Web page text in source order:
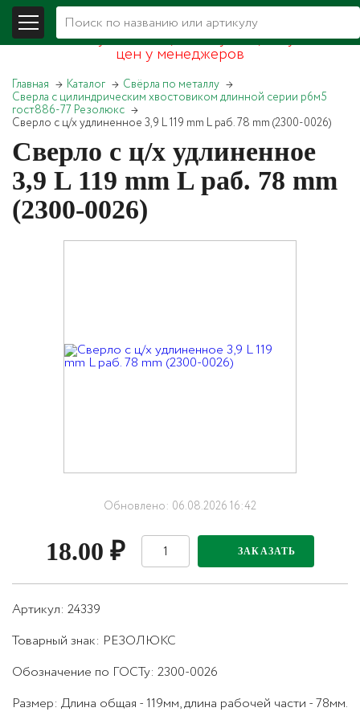
В связи со складывающейся экономической
обстановкой уточняйте, пожалуйста, актуальность
цен у менеджеров
Главная Каталог
Свёрла по металлу
Сверла с цилиндрическим хвостовиком длинной серии р6м5
гост886-77 Резолюкс
Сверло с ц/х удлиненное 3,9 L 119 mm L раб. 78 mm (2300-0026)
Сверло с ц/х удлиненное
3,9 L 119 mm L раб. 78 mm
(2300-0026)
Обновлено: 06.08.2026 16:42
18.00 ₽ ЗАКАЗАТЬ
Артикул: 24339
Товарный знак: РЕЗОЛЮКС
Обозначение по ГОСТу: 2300-0026
Размер: Длина общая - 119мм, длина рабочей части - 78мм.